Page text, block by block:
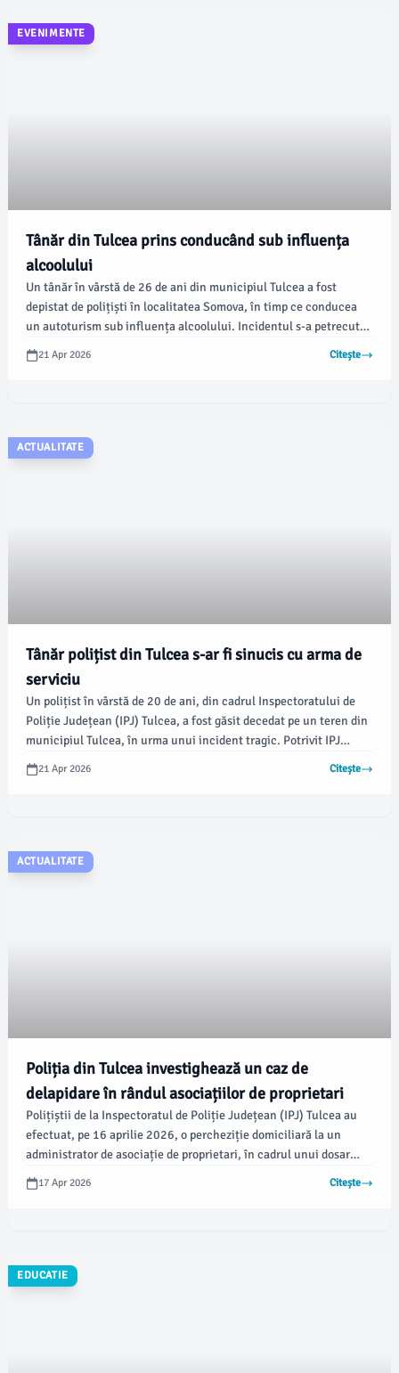
EVENIMENTE
Tânăr din Tulcea prins conducând sub influența
alcoolului
Un tânăr în vârstă de 26 de ani din municipiul Tulcea a fost
depistat de polițiști în localitatea Somova, în timp ce conducea
un autoturism sub influența alcoolului. Incidentul s-a petrecut
pe 11 aprilie 2026, în cadrul unei acțiuni a Serviciului Rutier,
menită să supravegheze și să controleze traficul rutier în județul
21 Apr 2026 Citește
ACTUALITATE
Tânăr polițist din Tulcea s-ar fi sinucis cu arma de
serviciu
Un polițist în vârstă de 20 de ani, din cadrul Inspectoratului de
Poliție Județean (IPJ) Tulcea, a fost găsit decedat pe un teren din
municipiul Tulcea, în urma unui incident tragic. Potrivit IPJ
Tulcea, tânărul s-ar fi sinucis cu arma din dotare.
21 Apr 2026 Citește
ACTUALITATE
Poliția din Tulcea investighează un caz de
delapidare în rândul asociațiilor de proprietari
Polițiștii de la Inspectoratul de Poliție Județean (IPJ) Tulcea au
efectuat, pe 16 aprilie 2026, o percheziție domiciliară la un
administrator de asociație de proprietari, în cadrul unui dosar
penal pentru delapidare. Potrivit informațiilor furnizate de IPJ, un
bărbat de 73 de ani este suspectat de însușirea ilegală a sumelor
17 Apr 2026 Citește
EDUCATIE